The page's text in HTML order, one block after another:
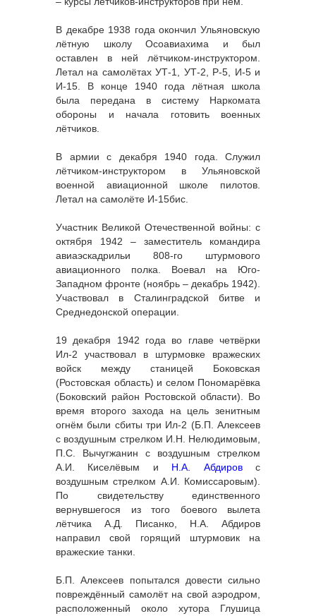
В декабре 1938 года окончил Ульяновскую
лётную школу Осоавиахима и был
оставлен в ней лётчиком-инструктором.
Летал на самолётах УТ-1, УТ-2, Р-5, И-5 и
И-15. В конце 1940 года лётная школа
была передана в систему Наркомата
обороны и начала готовить военных
лётчиков.
В армии с декабря 1940 года. Служил
лётчиком-инструктором в Ульяновской
военной авиационной школе пилотов.
Летал на самолёте И-15бис.
Участник Великой Отечественной войны: с
октября 1942 – заместитель командира
авиаэскадрильи 808-го штурмового
авиационного полка. Воевал на Юго-
Западном фронте (ноябрь – декабрь 1942).
Участвовал в Сталинградской битве и
Среднедонской операции.
19 декабря 1942 года во главе четвёрки
Ил-2 участвовал в штурмовке вражеских
войск между станицей Боковская
(Ростовская область) и селом Пономарёвка
(Боковский район Ростовской области). Во
время второго захода на цель зенитным
огнём были сбиты три Ил-2 (Б.П. Алексеев
с воздушным стрелком И.Н. Нелюдимовым,
П.С. Вычугжанин с воздушным стрелком
А.И. Киселёвым и Н.А. Абдировс
воздушным стрелком А.И. Комиссаровым).
По свидетельству единственного
вернувшегося из того боевого вылета
лётчика А.Д. Писанко, Н.А. Абдиров
направил свой горящий штурмовик на
вражеские танки.
Б.П. Алексеев попытался довести сильно
повреждённый самолёт на свой аэродром,
расположенный около хутора Глушица